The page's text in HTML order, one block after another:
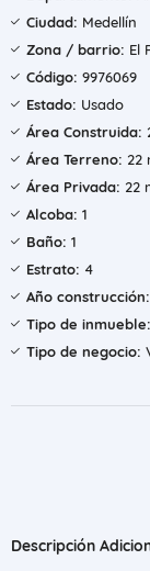
Ciudad: Medellín
Zona / barrio: El
Código: 9976069
Estado: Usado
Área Construida:
Área Terreno: 22
Área Privada: 22
Alcoba: 1
Baño: 1
Estrato: 4
Año construcción:
Tipo de inmueble:
Tipo de negocio:
Descripción